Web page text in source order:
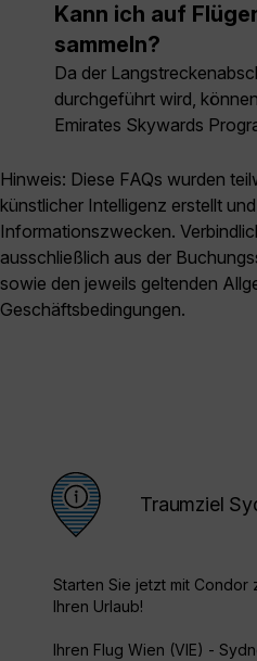
Kann ich auf
sammeln?
Da der
durchgeführt wird,
Emirates Skywards
Hinweis: Diese FAQs wurden
künstlicher Intelligenz erstellt
Informationszwecken.
ausschließlich aus der
sowie den jeweils geltenden
Geschäftsbedingungen.
Traumziel
Starten Sie jetzt mit Condor
Ihren Urlaub!
Ihren Flug Wien (VIE) -